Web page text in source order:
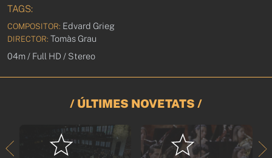
TAGS:
COMPOSITOR: Edvard Grieg
DIRECTOR: Tomàs Grau
04m / Full HD / Stereo
/ ÚLTIMES NOVETATS /